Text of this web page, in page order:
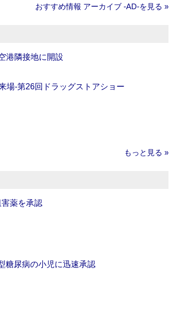
おすすめ情報 アーカイブ ‐AD‐を見る »
港隣接地に開設
場‐第26回ドラッグストアショー
もっと見る »
薬を承認
糖尿病の小児に迅速承認